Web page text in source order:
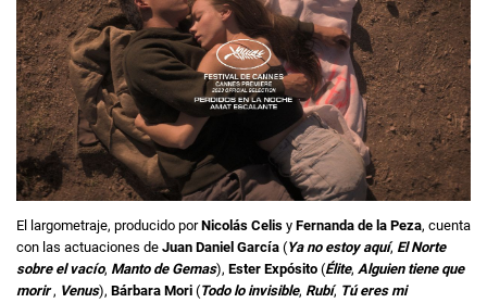
El largometraje, producido porNicolás Celis y Fernanda de la Peza, cuenta
con las actuaciones de Juan Daniel García (Ya no estoy aquí, El Norte
sobre el vacío, Manto de Gemas), Ester Expósito (Élite, Alguien tiene que
morir, Venus), Bárbara Mori (Todo lo invisible, Rubí, Tú eres mi